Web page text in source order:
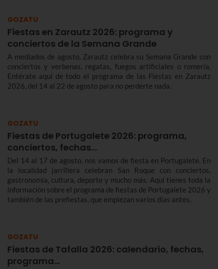
GOZATU
Fiestas en Zarautz 2026: programa y
conciertos de la Semana Grande
A mediados de agosto, Zarautz celebra su Semana Grande con
conciertos y verbenas, regatas, fuegos artificiales o romería.
Entérate aquí de todo el programa de las Fiestas en Zarautz
2026, del 14 al 22 de agosto para no perderte nada.
GOZATU
Fiestas de Portugalete 2026: programa,
conciertos, fechas…
Del 14 al 17 de agosto, nos vamos de fiesta en Portugalete. En
la localidad jarrillera celebran San Roque con conciertos,
gastronomía, cultura, deporte y mucho más. Aquí tienes toda la
información sobre el programa de fiestas de Portugalete 2026 y
también de las prefiestas, que empiezan varios días antes.
GOZATU
Fiestas de Tafalla 2026: calendario, fechas,
programa…